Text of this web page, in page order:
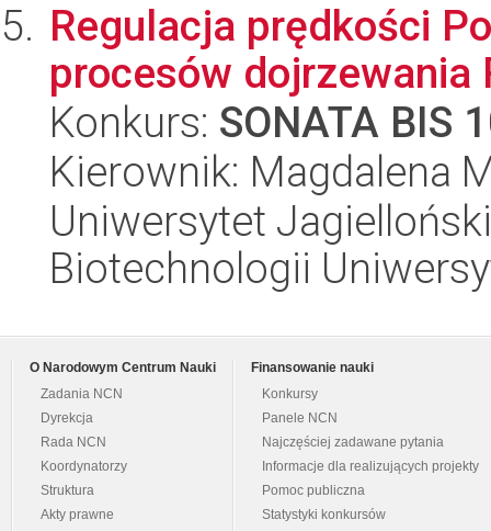
Regulacja prędkości
procesów dojrzewania
Konkurs: SONATA BIS
Kierownik: Magdalena
Uniwersytet
Biotechnologii
O Narodowym Centrum Nauki
Zadania NCN
Dyrekcja
Rada NCN
Koordynatorzy
Struktura
Akty prawne
Finansowanie nauki
Konkursy
Panele NCN
Najczęściej zadawane pytania
Informacje dla realizujących projekty
Pomoc publiczna
Statystyki konkursów